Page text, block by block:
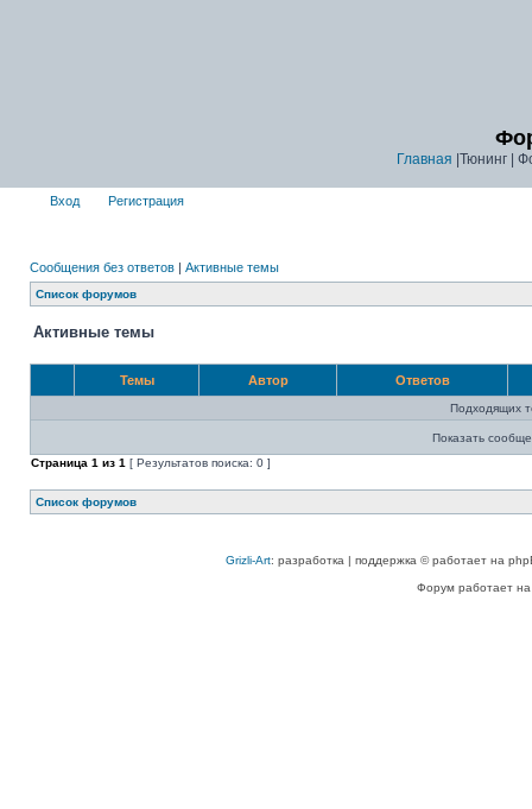
Главная |Тюнинг |
Вход Регистрация
Сообщения без ответов | Активные темы
Список форумов
Активные темы
Темы Автор Ответов
Подходящих
Показать
Страница 1 из 1 [ Результатов поиска: 0 ]
Список форумов
Grizli-Art: разработка | поддержка © работает на
Форум работает